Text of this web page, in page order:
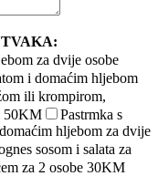
za dvije osobe
i domaćim hljebom
ili krompirom,
50KM
Pastrmka s
hljebom za dvije
sosom i salata za
za 2 osobe 30KM